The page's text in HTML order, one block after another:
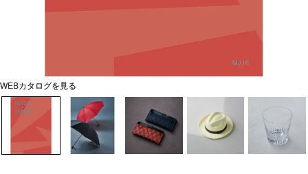
WEBカタログを見る